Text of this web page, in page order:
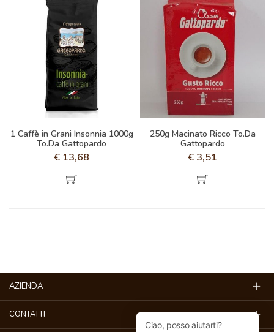
1 Caffè in Grani Insonnia 1000g
To.Da Gattopardo
€ 13,68
250g Macinato Ricco To.Da
Gattopardo
€ 3,51
AZIENDA
CONTATTI